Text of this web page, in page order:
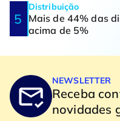
Distribuição
Mais de 44% das
acima de 5%
NEWSLETTER
Receba
novidades